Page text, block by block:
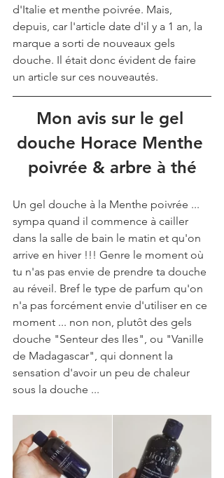
d'Italie et menthe poivrée. Mais,
depuis, car l'article date d'il y a 1 an, la
marque a sorti de nouveaux gels
douche. Il était donc évident de faire
un article sur ces nouveautés.
Mon avis sur le gel
douche Horace Menthe
poivrée & arbre à thé
Un gel douche à la Menthe poivrée ...
sympa quand il commence à cailler
dans la salle de bain le matin et qu'on
arrive en hiver !!! Genre le moment où
tu n'as pas envie de prendre ta douche
au réveil. Bref le type de parfum qu'on
n'a pas forcément envie d'utiliser en ce
moment ... non non, plutôt des gels
douche "Senteur des Iles", ou "Vanille
de Madagascar", qui donnent la
sensation d'avoir un peu de chaleur
sous la douche ...